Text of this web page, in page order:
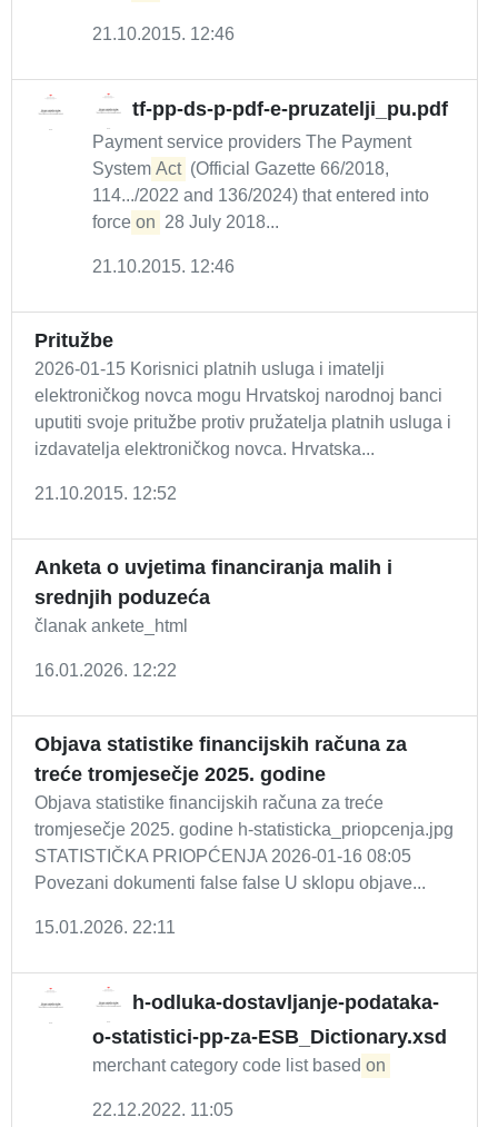
21.10.2015. 12:46
tf-pp-ds-p-pdf-e-pruzatelji_pu.pdf
Payment service providers The Payment
System Act (Official Gazette 66/2018,
114.../2022 and 136/2024) that entered into
force on 28 July 2018...
21.10.2015. 12:46
Pritužbe
2026-01-15 Korisnici platnih usluga i imatelji
elektroničkog novca mogu Hrvatskoj narodnoj banci
uputiti svoje pritužbe protiv pružatelja platnih usluga i
izdavatelja elektroničkog novca. Hrvatska...
21.10.2015. 12:52
Anketa o uvjetima financiranja malih i
srednjih poduzeća
članak ankete_html
16.01.2026. 12:22
Objava statistike financijskih računa za
treće tromjesečje 2025. godine
Objava statistike financijskih računa za treće
tromjesečje 2025. godine h-statisticka_priopcenja.jpg
STATISTIČKA PRIOPĆENJA 2026-01-16 08:05
Povezani dokumenti false false U sklopu objave...
15.01.2026. 22:11
h-odluka-dostavljanje-podataka-
o-statistici-pp-za-ESB_Dictionary.xsd
merchant category code list based on
22.12.2022. 11:05